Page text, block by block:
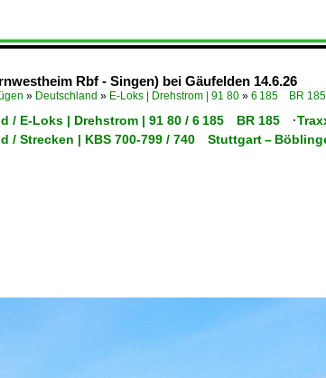
Rbf - Singen) bei Gäufelden 14.6.26
» Deutschland » E-Loks | Drehstrom | 91 80 » 6 185 BR 185
/ E-Loks | Drehstrom | 91 80 / 6 185 BR 185 ·Traxx
/ Strecken | KBS 700-799 / 740 Stuttgart –